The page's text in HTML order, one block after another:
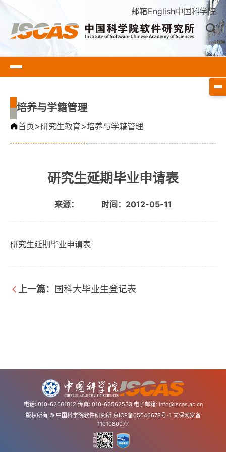
邮箱English中国科学院
培养与学籍管理
首页>研究生教育>培养与学籍管理
研究生延期毕业申请表
来源： 时间：2012-05-11
研究生延期毕业申请表
上一篇： 国科大毕业生登记表
电话: 010-62661012 传真: 010-62562533 电子邮箱: info@iscas.ac.cn
版权所有 © 中国科学院软件研究所 京ICP备05046678号-1 文保网安备
1101080077